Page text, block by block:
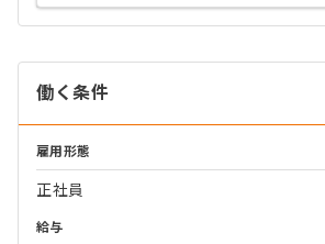
働く条件
雇用形態
正社員
給与